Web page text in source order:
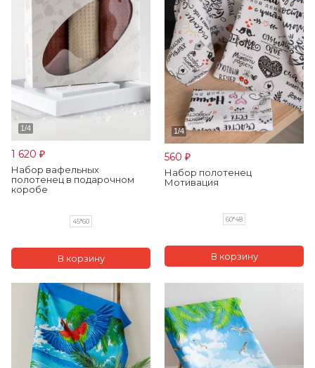
1 620 ₽
Набор вафельных
полотенец в подарочном
коробе
45*60
560 ₽
Набор полотенец
Мотивация
60*48